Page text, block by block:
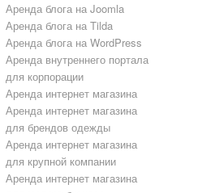
Аренда блога на Joomla
Аренда блога на Tilda
Аренда блога на WordPress
Аренда внутреннего портала
для корпорации
Аренда интернет магазина
Аренда интернет магазина
для брендов одежды
Аренда интернет магазина
для крупной компании
Аренда интернет магазина